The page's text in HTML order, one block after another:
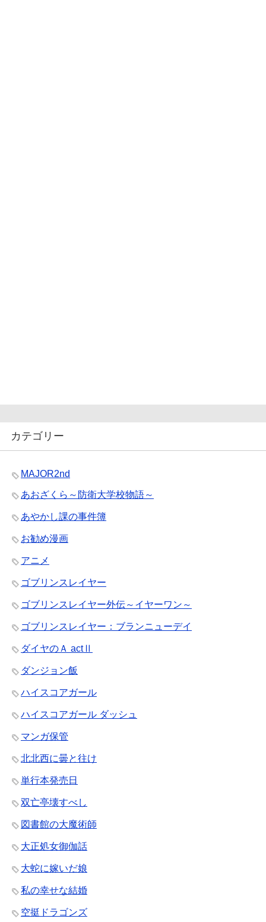
カテゴリー
MAJOR2nd
あおざくら～防衛大学校物語～
あやかし課の事件簿
お勧め漫画
アニメ
ゴブリンスレイヤー
ゴブリンスレイヤー外伝～イヤーワン～
ゴブリンスレイヤー：ブランニューデイ
ダイヤのＡ actⅡ
ダンジョン飯
ハイスコアガール
ハイスコアガール ダッシュ
マンガ保管
北北西に曇と往け
単行本発売日
双亡亭壊すべし
図書館の大魔術師
大正処女御伽話
大蛇に嫁いだ娘
私の幸せな結婚
空挺ドラゴンズ